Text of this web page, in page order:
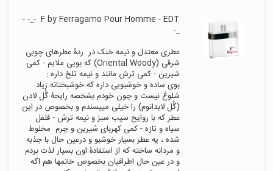
F by Ferragamo Pour Homme - EDT  -_- -
_-
بوی ساده و خوشبویی داره که خوشبختانه زیاد
شلوغ نیست و چون خودم بشخصه رایحۀ گُل لادن
(گُل لابدانوم) را خیلی میپسندم و بخصوص در این
عطر که با روایح سیب سبز و نیمه ترش - فلفل
سیاه و تازه - کمی کهربای شیرین و چرم  مخلوط
شده ، یه عطر بسیار خوشبو و درعین حال با جذبه
و مردانه ساخته که از استفادۀ اون بسیار لذت بردم
و در عین حال اطرافیان بخصوص خانمها هم اگه